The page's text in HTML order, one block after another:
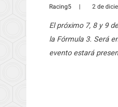
Racing5 | 2 de
El próximo 7, 8 y 9
la Fórmula 3. Será
evento estará